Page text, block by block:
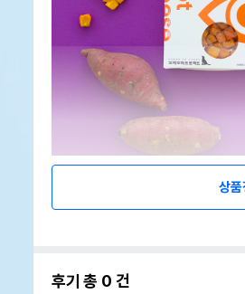
상품
후기 총 0 건